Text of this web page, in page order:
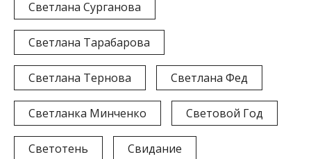
Светлана Сурганова
Светлана Тарабарова
Светлана Тернова Светлана Фед
Светланка Минченко Световой Год
Светотень Свидание